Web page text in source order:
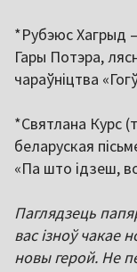
*Рубэюс Хагрыд
Гары Потэра,
чараўніцтва
*Святлана Курс
беларуская
«Па што ідзеш,
Паглядзець
вас ізноў чакае
новы герой. Не